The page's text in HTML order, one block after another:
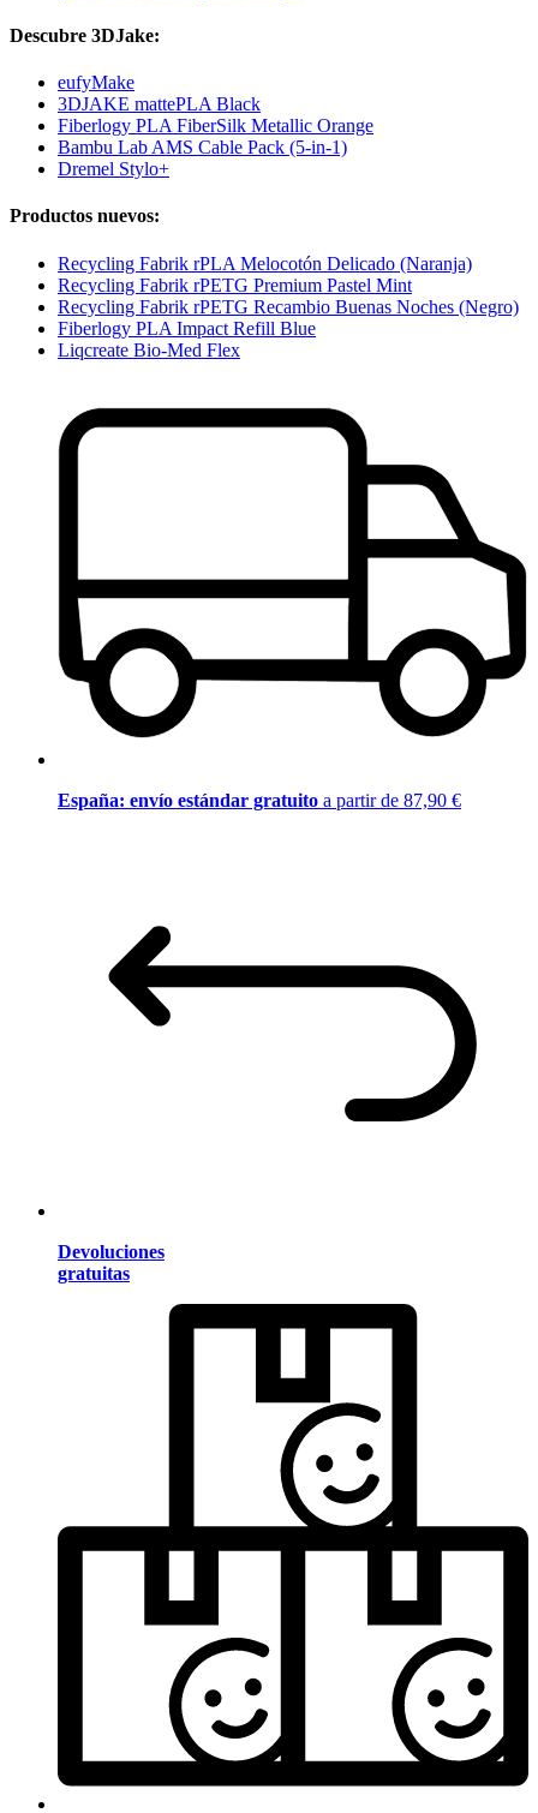
Descubre 3DJake:
eufyMake
3DJAKE mattePLA Black
Fiberlogy PLA FiberSilk Metallic Orange
Bambu Lab AMS Cable Pack (5-in-1)
Dremel Stylo+
Productos nuevos:
Recycling Fabrik rPLA Melocotón Delicado (Naranja)
Recycling Fabrik rPETG Premium Pastel Mint
Recycling Fabrik rPETG Recambio Buenas Noches (Negro)
Fiberlogy PLA Impact Refill Blue
Liqcreate Bio-Med Flex
España: envío estándar gratuito a partir de 87,90 €
Devoluciones
gratuitas